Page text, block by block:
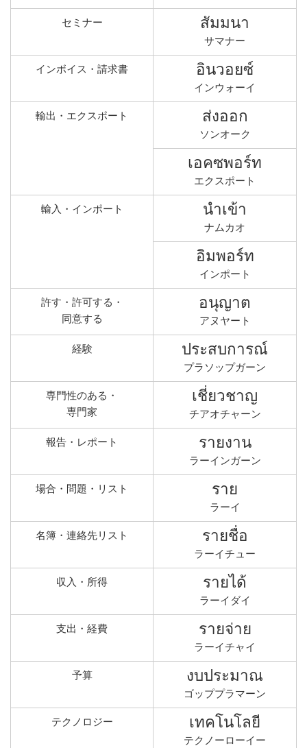
セミナー สัมมนา
サマナー
インボイス・請求書 อินวอยซ์
インウォーイ
輸出・エクスポート ส่งออก
ソンオーク
เอคซพอร์ท
エクスポート
輸入・インポート นำเข้า
ナムカオ
อิมพอร์ท
インポート
許す・許可する・
同意する
อนุญาต
アヌヤート
経験 ประสบการณ์
プラソップガーン
専門性のある・
専門家
เชี่ยวชาญ
チアオチャーン
報告・レポート รายงาน
ラーインガーン
場合・問題・リスト ราย
ラーイ
名簿・連絡先リスト รายชื่อ
ラーイチュー
収入・所得 รายได้
ラーイダイ
支出・経費 รายจ่าย
ラーイチャイ
予算 งบประมาณ
ゴッププラマーン
テクノロジー เทคโนโลยี
テクノーローイー